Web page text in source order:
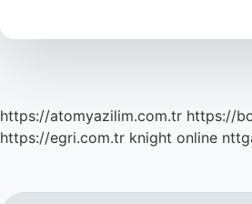
https://atomyazilim.com.tr https://
https://egri.com.tr knight online